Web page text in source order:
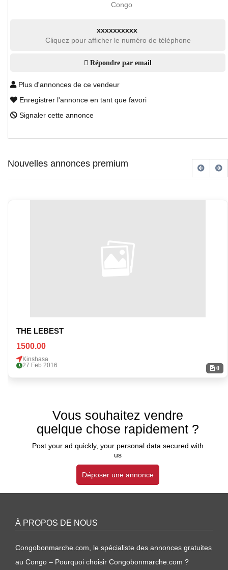
Congo
xxxxxxxxxx
Cliquez pour afficher le numéro de téléphone
Répondre par email
Plus d'annonces de ce vendeur
Enregistrer l'annonce en tant que favori
Signaler cette annonce
Nouvelles annonces premium
0
THE LEBEST
1500.00
Kinshasa
27 Feb 2016
Vous souhaitez vendre
quelque chose rapidement ?
Post your ad quickly, your personal data secured with
us
Déposer une annonce
À PROPOS DE NOUS
Congobonmarche.com, le spécialiste des annonces gratuites
au Congo – Pourquoi choisir Congobonmarche.com ?